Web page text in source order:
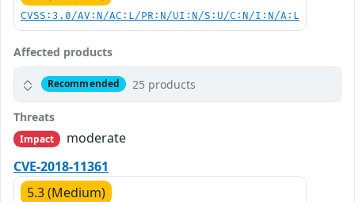
CVSS:3.0/AV:N/AC:L/PR:N/UI:N/S:U/C:N/I:N/A:L
Affected products
Recommended 25 products
Threats
Impact
moderate
CVE-2018-11361
5.3 (Medium)